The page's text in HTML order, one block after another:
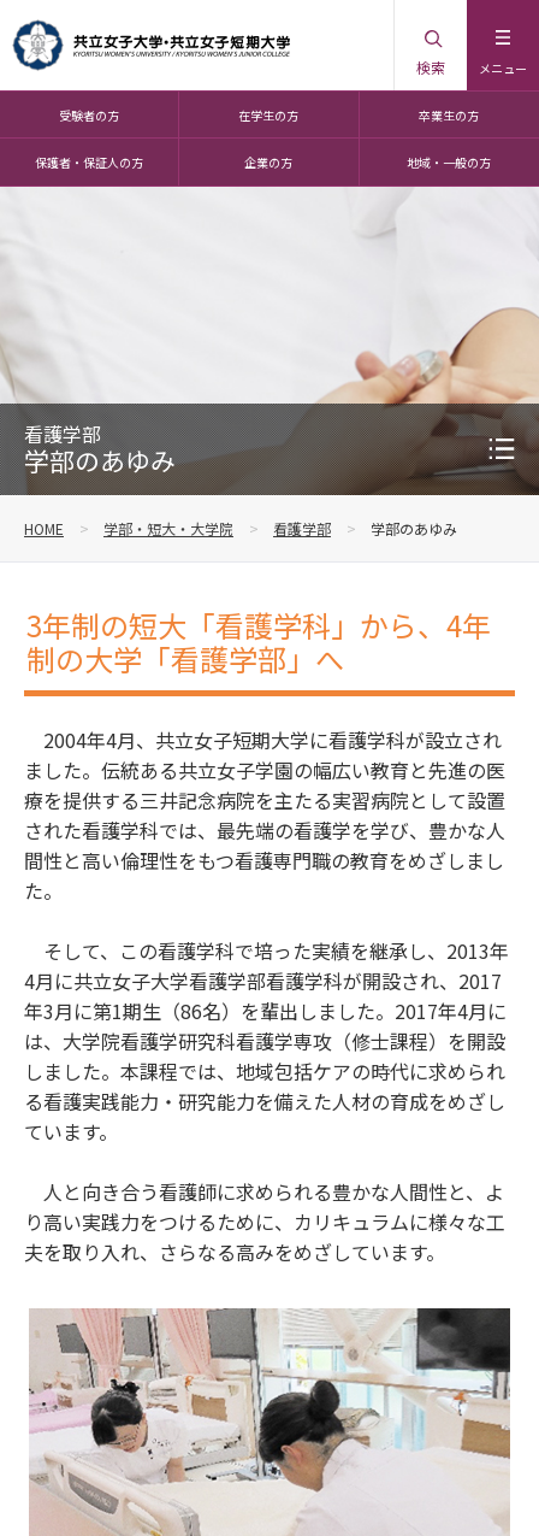
メニュー
検索
受験者の方 在学生の方 卒業生の方
保護者・保証人の方 企業の方 地域・一般の方
看護学部
学部のあゆみ
HOME 学部・短大・大学院 看護学部 学部のあゆみ
3年制の短大「看護学科」から、4年
制の大学「看護学部」へ
2004年4月、共立女子短期大学に看護学科が設立され
ました。伝統ある共立女子学園の幅広い教育と先進の医
療を提供する三井記念病院を主たる実習病院として設置
された看護学科では、最先端の看護学を学び、豊かな人
間性と高い倫理性をもつ看護専門職の教育をめざしまし
た。
そして、この看護学科で培った実績を継承し、2013年
4月に共立女子大学看護学部看護学科が開設され、2017
年3月に第1期生（86名）を輩出しました。2017年4月に
は、大学院看護学研究科看護学専攻（修士課程）を開設
しました。本課程では、地域包括ケアの時代に求められ
る看護実践能力・研究能力を備えた人材の育成をめざし
ています。
人と向き合う看護師に求められる豊かな人間性と、よ
り高い実践力をつけるために、カリキュラムに様々な工
夫を取り入れ、さらなる高みをめざしています。